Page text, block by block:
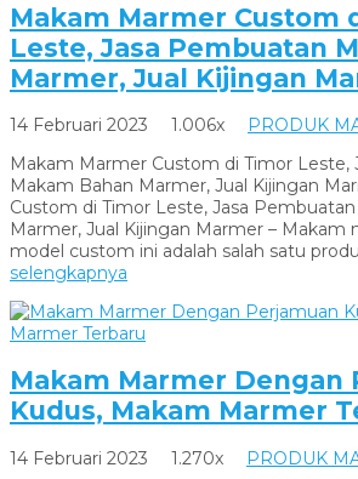
Makam Marmer Custom
Leste, Jasa Pembuatan
Marmer, Jual Kijingan
14 Februari 2023 1.006x
PRODUK
Makam Marmer Custom di Timor Leste,
Makam Bahan Marmer, Jual Kijingan
Custom di Timor Leste, Jasa
Marmer, Jual Kijingan Marmer – Makam
model custom ini adalah salah satu
selengkapnya
Makam Marmer Dengan
Kudus, Makam Marmer
14 Februari 2023 1.270x
PRODUK